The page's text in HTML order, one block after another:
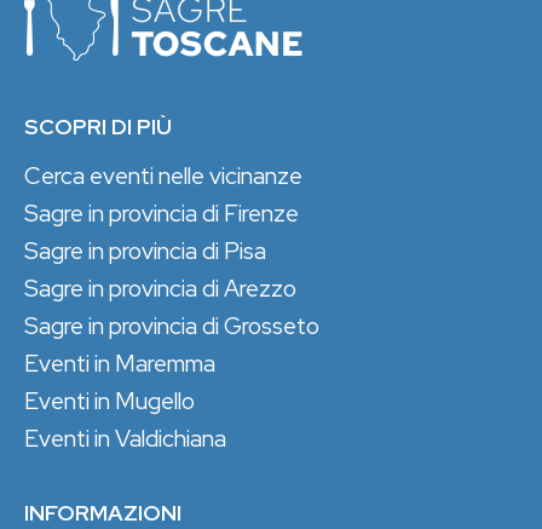
SCOPRI DI PIÙ
Cerca eventi nelle vicinanze
Sagre in provincia di Firenze
Sagre in provincia di Pisa
Sagre in provincia di Arezzo
Sagre in provincia di Grosseto
Eventi in Maremma
Eventi in Mugello
Eventi in Valdichiana
INFORMAZIONI